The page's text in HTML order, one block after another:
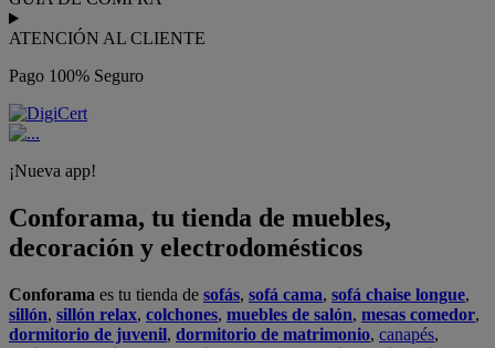
ATENCIÓN AL CLIENTE
Pago 100% Seguro
¡Nueva app!
Conforama, tu tienda de muebles,
decoración y electrodomésticos
Conforama es tu tienda de sofás, sofá cama, sofá chaise longue,
sillón, sillón relax, colchones, muebles de salón, mesas comedor,
dormitorio de juvenil, dormitorio de matrimonio, canapés,